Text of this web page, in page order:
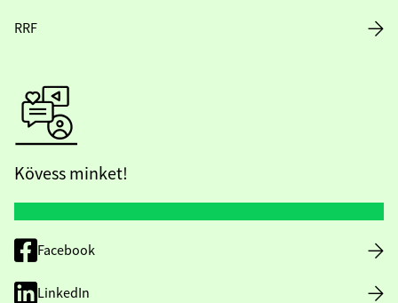
RRF
Kövess minket!
Facebook
LinkedIn